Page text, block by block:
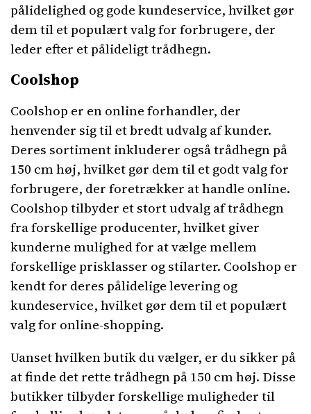
pålidelighed og gode kundeservice, hvilket gør
dem til et populært valg for forbrugere, der
leder efter et pålideligt trådhegn.
Coolshop
Coolshop er en online forhandler, der
henvender sig til et bredt udvalg af kunder.
Deres sortiment inkluderer også trådhegn på
150 cm høj, hvilket gør dem til et godt valg for
forbrugere, der foretrækker at handle online.
Coolshop tilbyder et stort udvalg af trådhegn
fra forskellige producenter, hvilket giver
kunderne mulighed for at vælge mellem
forskellige prisklasser og stilarter. Coolshop er
kendt for deres pålidelige levering og
kundeservice, hvilket gør dem til et populært
valg for online-shopping.
Uanset hvilken butik du vælger, er du sikker på
at finde det rette trådhegn på 150 cm høj. Disse
butikker tilbyder forskellige muligheder til